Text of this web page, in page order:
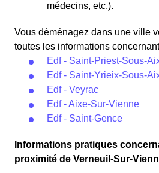
médecins, etc.).
Vous déménagez dans une ville
toutes les informations
Edf - Saint-Priest-Sous-
Edf - Saint-Yrieix-Sous-
Edf - Veyrac
Edf - Aixe-Sur-Vienne
Edf - Saint-Gence
Informations pratiques
proximité de Verneuil-Sur-